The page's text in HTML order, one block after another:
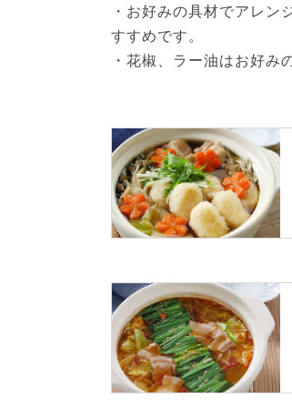
・お好みの具材でアレン
すすめです。
・花椒、ラー油はお好み